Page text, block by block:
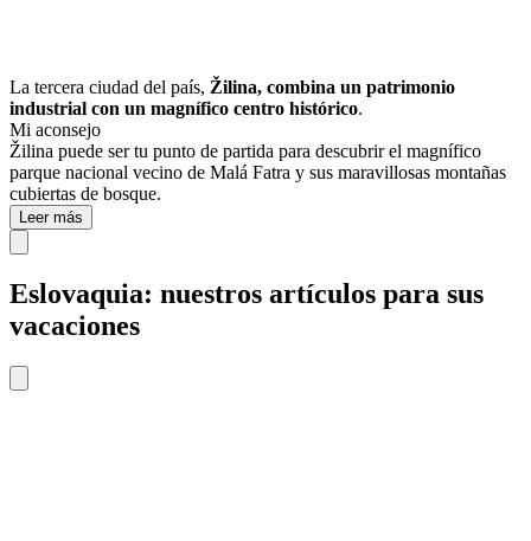
La tercera ciudad del país, Žilina, combina un patrimonio
industrial con un magnífico centro histórico.
Mi aconsejo
Žilina puede ser tu punto de partida para descubrir el magnífico
parque nacional vecino de Malá Fatra y sus maravillosas montañas
cubiertas de bosque.
Leer más
Eslovaquia: nuestros artículos para sus
vacaciones